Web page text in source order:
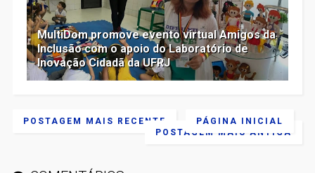
MultiDom promove evento virtual Amigos da
Inclusão com o apoio do Laboratório de
Inovação Cidadã da UFRJ
POSTAGEM MAIS RECENTE
POSTAGEM MAIS ANTIGA
PÁGINA INICIAL